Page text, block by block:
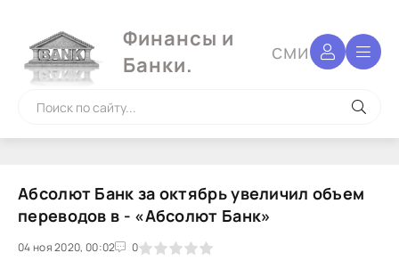
Финансы и
Банки.
сми
Абсолют Банк за октябрь увеличил объем
переводов в - «Абсолют Банк»
04 ноя 2020, 00:02 0
1 2 3 4 5